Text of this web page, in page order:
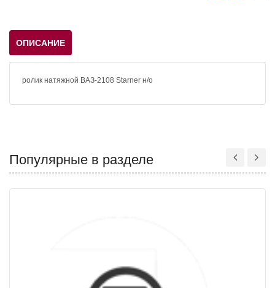
ОПИСАНИЕ
ролик натяжной ВАЗ-2108 Starner н/о
Популярные в разделе